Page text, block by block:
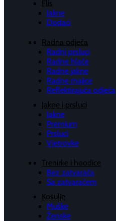
Flis
Jakne
Dodaci
Radna odjeća
Radni prsluci
Radne hlače
Radne jakne
Radne majice
Reflektirajuća odjeća
Jakne i prsluci
Jakne
Premium
Prsluci
Vjetrovke
Trenirke i hoodice
Bez zatvarača
Sa zatvaračem
Košulje
Muške
Ženske